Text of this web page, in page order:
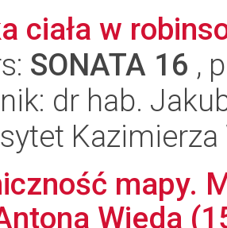
ciała w
SONATA 16 ,
dr hab.
mapy.
Wieda